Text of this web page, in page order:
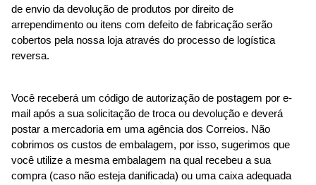
de envio da devolução de produtos por direito de
arrependimento ou itens com defeito de fabricação serão
cobertos pela nossa loja através do processo de logística
reversa.
Você receberá um código de autorização de postagem por e-
mail após a sua solicitação de troca ou devolução e deverá
postar a mercadoria em uma agência dos Correios. Não
cobrimos os custos de embalagem, por isso, sugerimos que
você utilize a mesma embalagem na qual recebeu a sua
compra (caso não esteja danificada) ou uma caixa adequada